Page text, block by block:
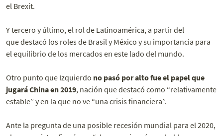
el Brexit.
Y tercero y último, el rol de Latinoamérica, a partir del
que destacó los roles de Brasil y México y su importancia para
el equilibrio de los mercados en este lado del mundo.
Otro punto que Izquierdo no pasó por alto fue el papel que
jugará China en 2019, nación que destacó como “relativamente
estable” y en la que no ve “una crisis financiera”.
Ante la pregunta de una posible recesión mundial para el 2020,